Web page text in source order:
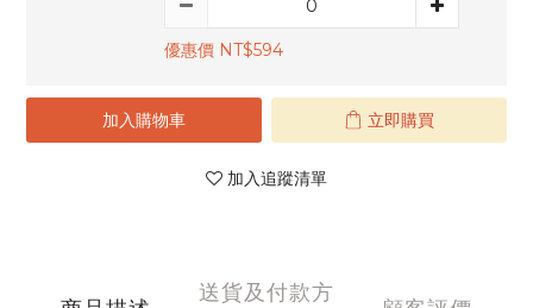
優惠價 NT$594
加入購物車 立即購買
加入追蹤清單
送貨及付款方